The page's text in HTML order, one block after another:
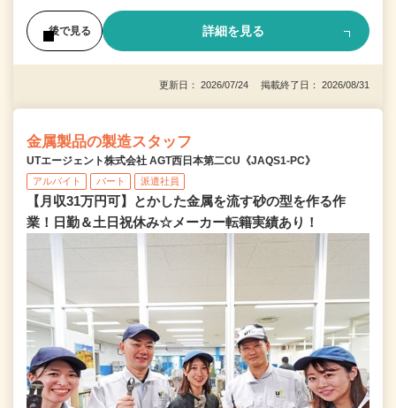
後で見る 詳細を見る
更新日： 2026/07/24 掲載終了日： 2026/08/31
金属製品の製造スタッフ
UTエージェント株式会社 AGT西日本第二CU《JAQS1-PC》
アルバイト パート 派遣社員
【月収31万円可】とかした金属を流す砂の型を作る作
業！日勤＆土日祝休み☆メーカー転籍実績あり！